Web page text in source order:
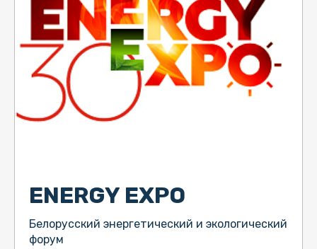
ENERGY EXPO
Белорусский энергетический и экологический
форум